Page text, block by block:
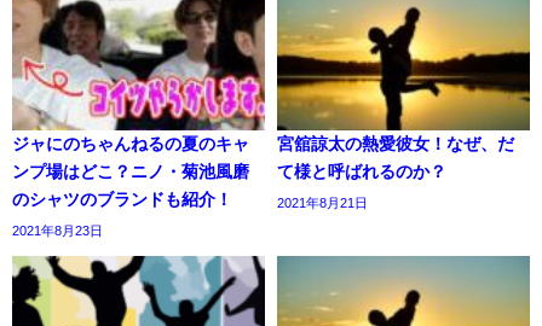
ジャにのちゃんねるの夏のキャ
ンプ場はどこ？ニノ・菊池風磨
のシャツのブランドも紹介！
2021年8月23日
宮舘諒太の熱愛彼女！なぜ、だ
て様と呼ばれるのか？
2021年8月21日